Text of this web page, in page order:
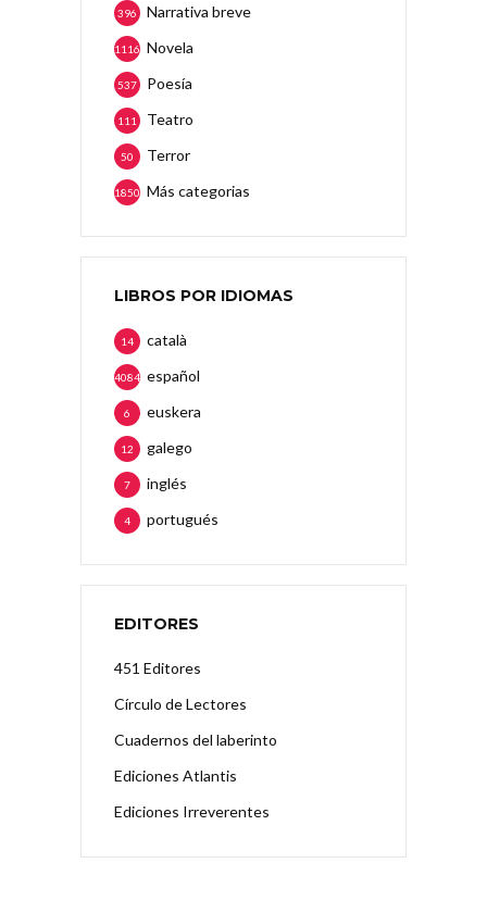
Narrativa breve
396
Novela
1116
Poesía
537
Teatro
111
Terror
50
Más categorias
1850
LIBROS POR IDIOMAS
català
14
español
4084
euskera
6
galego
12
inglés
7
portugués
4
EDITORES
451 Editores
Círculo de Lectores
Cuadernos del laberinto
Ediciones Atlantis
Ediciones Irreverentes